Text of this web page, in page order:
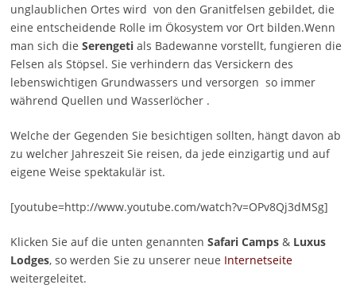
unglaublichen Ortes wird von den Granitfelsen gebildet, die
eine entscheidende Rolle im Ökosystem vor Ort bilden.Wenn
man sich die Serengetials Badewanne vorstellt, fungieren die
Felsen als Stöpsel. Sie verhindern das Versickern des
lebenswichtigen Grundwassers und versorgen so immer
während Quellen und Wasserlöcher .
Welche der Gegenden Sie besichtigen sollten, hängt davon ab
zu welcher Jahreszeit Sie reisen, da jede einzigartig und auf
eigene Weise spektakulär ist.
[youtube=http://www.youtube.com/watch?v=OPv8Qj3dMSg]
Klicken Sie auf die unten genannten Safari Camps& Luxus
Lodges, so werden Sie zu unserer neue Internetseite
weitergeleitet.